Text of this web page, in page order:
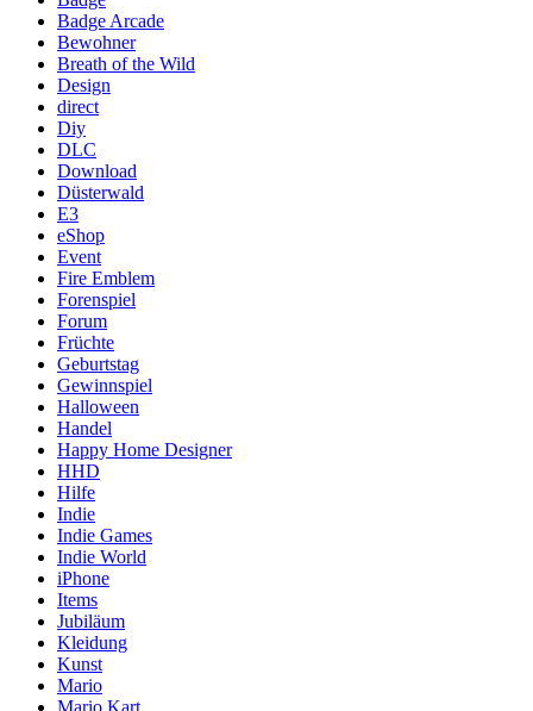
Badge Arcade
Bewohner
Breath of the Wild
Design
direct
Diy
DLC
Download
Düsterwald
E3
eShop
Event
Fire Emblem
Forenspiel
Forum
Früchte
Geburtstag
Gewinnspiel
Halloween
Handel
Happy Home Designer
HHD
Hilfe
Indie
Indie Games
Indie World
iPhone
Items
Jubiläum
Kleidung
Kunst
Mario
Mario Kart